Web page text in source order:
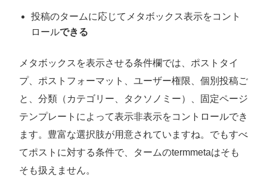
投稿のタームに応じてメタボックス表示をコント
ロールできる
メタボックスを表示させる条件欄では、ポストタイ
プ、ポストフォーマット、ユーザー権限、個別投稿ご
と、分類（カテゴリー、タクソノミー）、固定ページ
テンプレートによって表示非表示をコントロールでき
ます。豊富な選択肢が用意されていますね。でもすべ
てポストに対する条件で、タームのtermmetaはそも
そも扱えません。